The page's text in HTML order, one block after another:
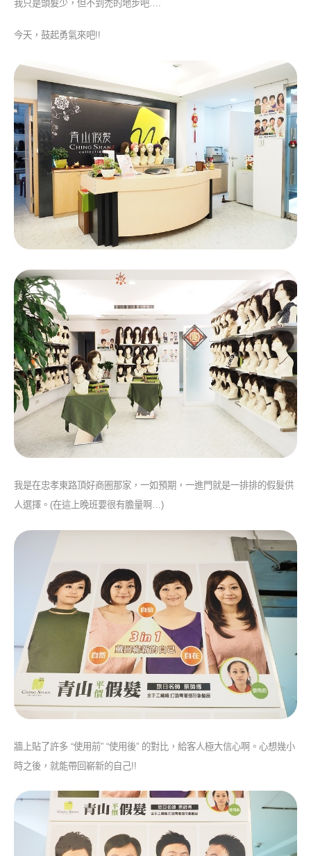
我只是頭髮少，但不到禿的地步吧….
今天，鼓起勇氣來吧!!
我是在忠孝東路頂好商圈那家，一如預期，一進門就是一排排的假髮供
人選擇。(在這上晚班要很有膽量啊…)
牆上貼了許多 “使用前” “使用後” 的對比，給客人極大信心啊。心想幾小
時之後，就能帶回嶄新的自己!!